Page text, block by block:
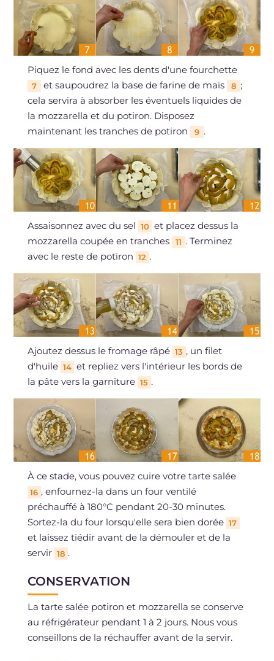
Piquez le fond avec les dents d'une fourchette
7 et saupoudrez la base de farine de maïs 8 ;
cela servira à absorber les éventuels liquides de
la mozzarella et du potiron. Disposez
maintenant les tranches de potiron
9 .
Assaisonnez avec du sel 10 et placez dessus la
mozzarella coupée en tranches
11 . Terminez
avec le reste de potiron 12 .
Ajoutez dessus le fromage râpé 13 , un filet
d'huile 14 et repliez vers l'intérieur les bords de
la pâte vers la garniture 15 .
À ce stade, vous pouvez cuire votre tarte salée
16 , enfournez-la dans un four ventilé
préchauffé à 180°C pendant 20-30 minutes.
Sortez-la du four lorsqu'elle sera bien dorée 17
et laissez tiédir avant de la démouler et de la
servir 18 .
CONSERVATION
La tarte salée potiron et mozzarella se conserve
au réfrigérateur pendant 1 à 2 jours. Nous vous
conseillons de la réchauffer avant de la servir.